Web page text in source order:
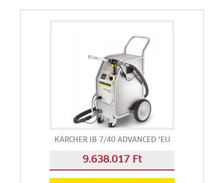
KÄRCHER IB 7/40 ADVANCED *EU
9.638.017 Ft